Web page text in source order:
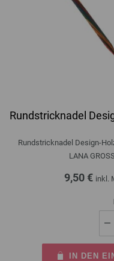
Rundstricknadel
Rundstricknadel Design-
LANA
9,50 € inkl.
IN DEN